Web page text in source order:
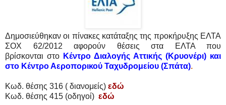
Δημοσιεύθηκαν οι πίνακες κατάταξης της προκήρυξης ΕΛΤΑ
ΣΟΧ 62/2012 αφορούν θέσεις στα ΕΛΤΑ που
βρίσκονται στο Κέντρο Διαλογής Αττικής (Κρυονέρι) και
στο Κέντρο Αεροπορικού Ταχυδρομείου (Σπάτα).
Κωδ. θέσης 316 ( διανομείς) εδώ
Κωδ. θέσης 415 (οδηγοί) εδώ